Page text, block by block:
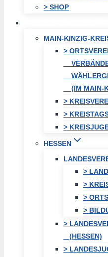
> SHOP
MAIN-KINZIG-
>
(IM MAIN-
>
>
>
HESSEN
>
>
>
>
>
(HESSEN)
>